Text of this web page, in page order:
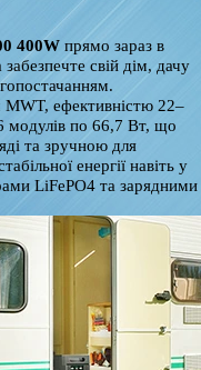
400W прямо зараз в
забезпечте свій дім, дачу
MWT, ефективністю 22–
модулів по 66,7 Вт, що
та зручною для
енергії навіть у
LiFePO4 та зарядними